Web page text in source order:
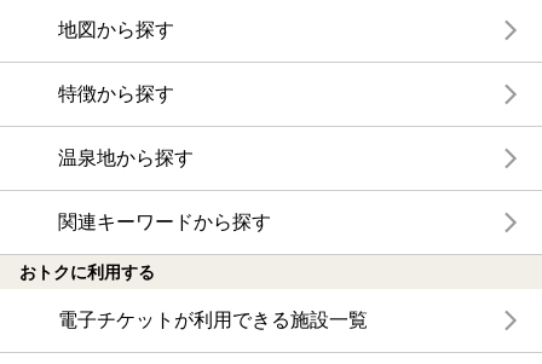
地図から探す
特徴から探す
温泉地から探す
関連キーワードから探す
おトクに利用する
電子チケットが利用できる施設一覧